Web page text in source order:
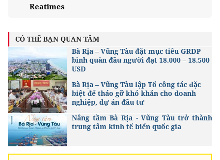
Reatimes
CÓ THỂ BẠN QUAN TÂM
Bà Rịa – Vũng Tàu đặt mục tiêu GRDP
bình quân đầu người đạt 18.000 – 18.500
USD
Bà Rịa – Vũng Tàu lập Tổ công tác đặc
biệt để tháo gỡ khó khăn cho doanh
nghiệp, dự án đầu tư
Nâng tầm Bà Rịa - Vũng Tàu trở thành
trung tâm kinh tế biển quốc gia